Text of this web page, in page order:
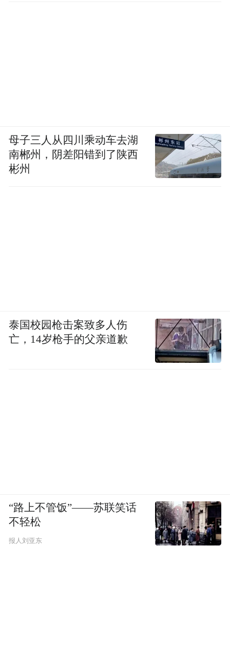
母子三人从四川乘动车去湖
南郴州，阴差阳错到了陕西
彬州
泰国校园枪击案致多人伤
亡，14岁枪手的父亲道歉
“路上不管饭”——苏联笑话
不轻松
报人刘亚东